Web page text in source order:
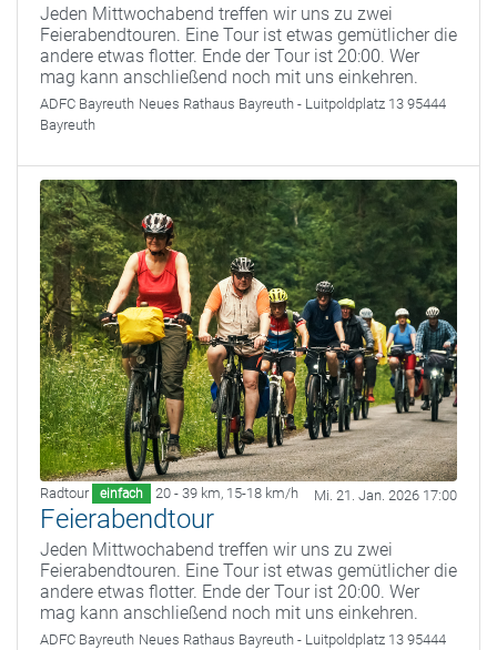
Jeden Mittwochabend treffen wir uns zu zwei
Feierabendtouren. Eine Tour ist etwas gemütlicher die
andere etwas flotter. Ende der Tour ist 20:00. Wer
mag kann anschließend noch mit uns einkehren.
ADFC Bayreuth Neues Rathaus Bayreuth - Luitpoldplatz 13 95444
Bayreuth
Radtour einfach 20 - 39 km, 15-18 km/h Mi. 21. Jan. 2026 17:00
Feierabendtour
Jeden Mittwochabend treffen wir uns zu zwei
Feierabendtouren. Eine Tour ist etwas gemütlicher die
andere etwas flotter. Ende der Tour ist 20:00. Wer
mag kann anschließend noch mit uns einkehren.
ADFC Bayreuth Neues Rathaus Bayreuth - Luitpoldplatz 13 95444